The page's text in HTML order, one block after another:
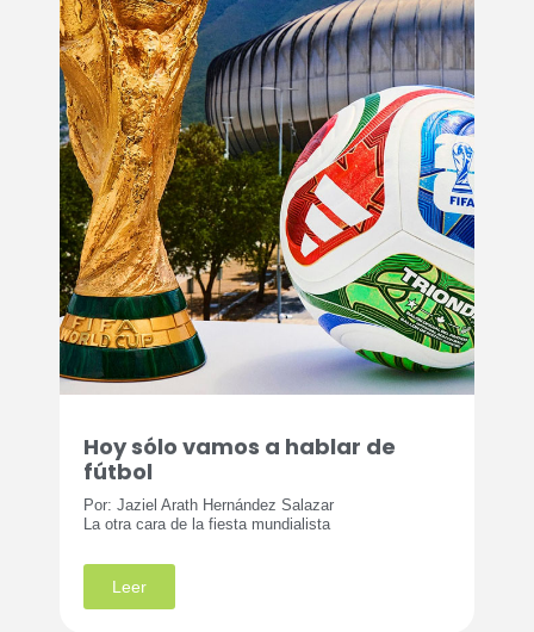
Hoy sólo vamos a hablar de
fútbol
Por: Jaziel Arath Hernández Salazar
La otra cara de la fiesta mundialista
Leer